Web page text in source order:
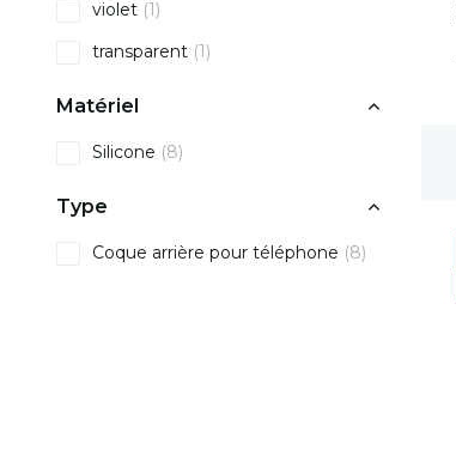
violet (1)
transparent (1)
Matériel
Silicone (8)
Type
Coque arrière pour téléphone (8)
Livraison gratuite